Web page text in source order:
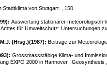
Stadtklima von Stuttgart. , 150
Auswertung stationärer
für Umweltschutz: Untersuchungen
(Hrsg.)(1987): Beiträge zur
Grossmassstäbige Klima- und
EXPO 2000 in Hannover. :Geosynthesis